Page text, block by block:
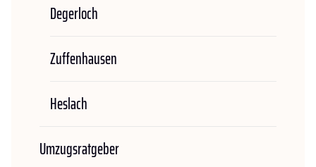
Degerloch
Zuffenhausen
Heslach
Umzugsratgeber